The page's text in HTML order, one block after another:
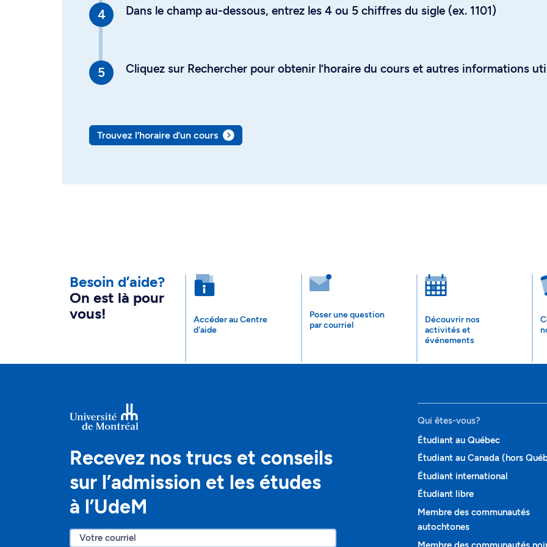
Dans le champ au-dessous, entrez les 4 ou 5 chiffres du sigle (ex. 1101)
Cliquez sur Rechercher pour obtenir l’horaire du cours et autres informations
Trouvez l’horaire d’un cours
Besoin d’aide?
On est là pour
vous!
Accéder au Centre
d'aide
Poser une question
par courriel
Découvrir nos
activités et
événements
Recevez nos trucs et conseils
sur l’admission et les études
à l’UdeM
Qui êtes-vous?
Étudiant au Québec
Étudiant au Canada (hors
Étudiant international
Étudiant libre
Membre des communautés
autochtones